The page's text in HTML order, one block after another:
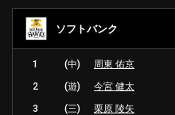
ソフトバンク
1 (中) 周東 佑京
2
(遊) 今宮 健太
3
(三) 栗原 陵矢